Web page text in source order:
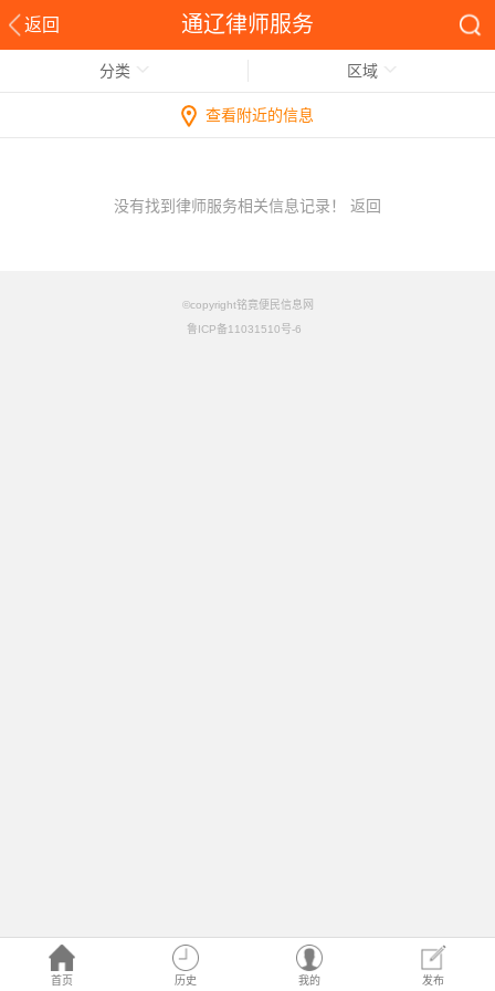
返回 通辽律师服务
首页 历史 我的 发布
分类 区域
查看附近的信息
没有找到律师服务相关信息记录！ 返回
©copyright铭竟便民信息网
鲁ICP备11031510号-6